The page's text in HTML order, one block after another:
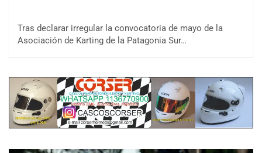
Tras declarar irregular la convocatoria de mayo de la
Asociación de Karting de la Patagonia Sur…